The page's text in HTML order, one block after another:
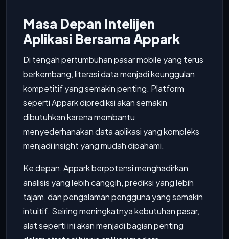
Masa Depan Intelijen
Aplikasi Bersama Appark
Di tengah pertumbuhan pasar mobile yang terus
berkembang, literasi data menjadi keunggulan
kompetitif yang semakin penting. Platform
seperti Appark diprediksi akan semakin
dibutuhkan karena membantu
menyederhanakan data aplikasi yang kompleks
menjadi insight yang mudah dipahami.
Ke depan, Appark berpotensi menghadirkan
analisis yang lebih canggih, prediksi yang lebih
tajam, dan pengalaman pengguna yang semakin
intuitif. Seiring meningkatnya kebutuhan pasar,
alat seperti ini akan menjadi bagian penting